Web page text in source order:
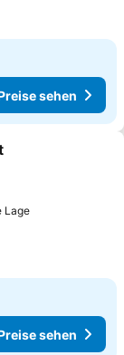
sehen
Lage
sehen